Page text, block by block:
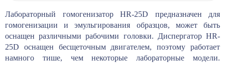
Лабораторный гомогенизатор HR-25D предназначен для
гомогенизации и эмульгирования образцов, может быть
оснащен различными рабочими головки. Диспергатор HR-
25D оснащен бесщеточным двигателем, поэтому работает
намного тише, чем некоторые лабораторные модели.